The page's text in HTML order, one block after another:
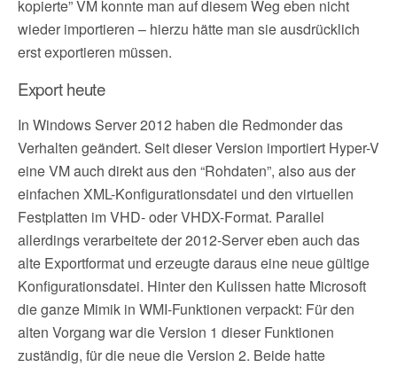
kopierte” VM konnte man auf diesem Weg eben nicht
wieder importieren – hierzu hätte man sie ausdrücklich
erst exportieren müssen.
Export heute
In Windows Server 2012 haben die Redmonder das
Verhalten geändert. Seit dieser Version importiert Hyper-V
eine VM auch direkt aus den “Rohdaten”, also aus der
einfachen XML-Konfigurationsdatei und den virtuellen
Festplatten im VHD- oder VHDX-Format. Parallel
allerdings verarbeitete der 2012-Server eben auch das
alte Exportformat und erzeugte daraus eine neue gültige
Konfigurationsdatei. Hinter den Kulissen hatte Microsoft
die ganze Mimik in WMI-Funktionen verpackt: Für den
alten Vorgang war die Version 1 dieser Funktionen
zuständig, für die neue die Version 2. Beide hatte